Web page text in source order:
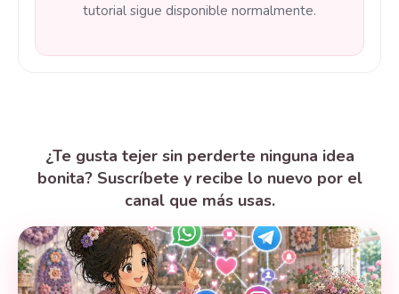
tutorial sigue disponible normalmente.
¿Te gusta tejer sin perderte ninguna idea
bonita? Suscríbete y recibe lo nuevo por el
canal que más usas.